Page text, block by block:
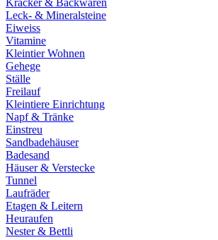
Kräcker & Backwaren
Leck- & Mineralsteine
Eiweiss
Vitamine
Kleintier Wohnen
Gehege
Ställe
Freilauf
Kleintiere Einrichtung
Napf & Tränke
Einstreu
Sandbadehäuser
Badesand
Häuser & Verstecke
Tunnel
Laufräder
Etagen & Leitern
Heuraufen
Nester & Bettli